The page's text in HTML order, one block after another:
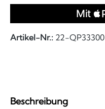
Artikel-Nr.: 22-QP33300
Beschreibung